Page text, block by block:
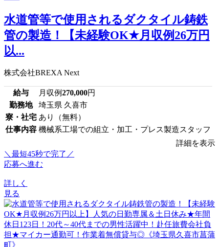
水道管等で使用されるダクタイル鋳鉄
管の製造！【未経験OK★月収例26万円
以...
株式会社BREXA Next
給与 月収例270,000円
勤務地
埼玉県 久喜市
寮・社宅 あり（無料）
仕事内容 機械系工場での組立・加工・プレス製造スタッフ
詳細を表示
＼最短45秒で完了／
応募へ進む
詳しく
見る